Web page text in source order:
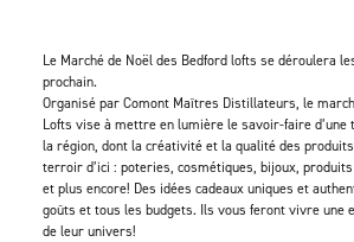
Le Marché de Noël des Bedford lofts se déroulera
prochain.
Organisé par Comont Maîtres Distillateurs, le
Lofts vise à mettre en lumière le savoir-faire d’une
la région, dont la créativité et la qualité des
terroir d’ici : poteries, cosmétiques, bijoux,
et plus encore! Des idées cadeaux uniques et
goûts et tous les budgets. Ils vous feront vivre une
de leur univers!